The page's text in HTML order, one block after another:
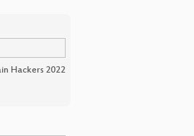
Hackers 2022